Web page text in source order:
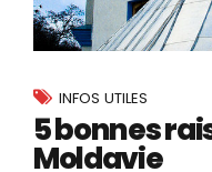
INFOS UTILES
5 bonnes
Moldavie